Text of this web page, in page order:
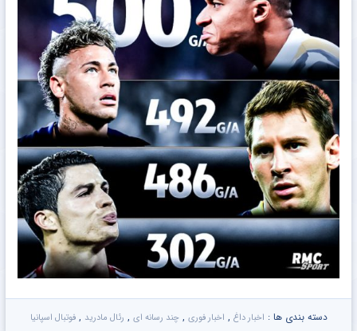
دسته بندی ها : اخبار داغ , اخبار فوری , چند رسانه ای , رئال مادرید , فوتبال اسپانیا